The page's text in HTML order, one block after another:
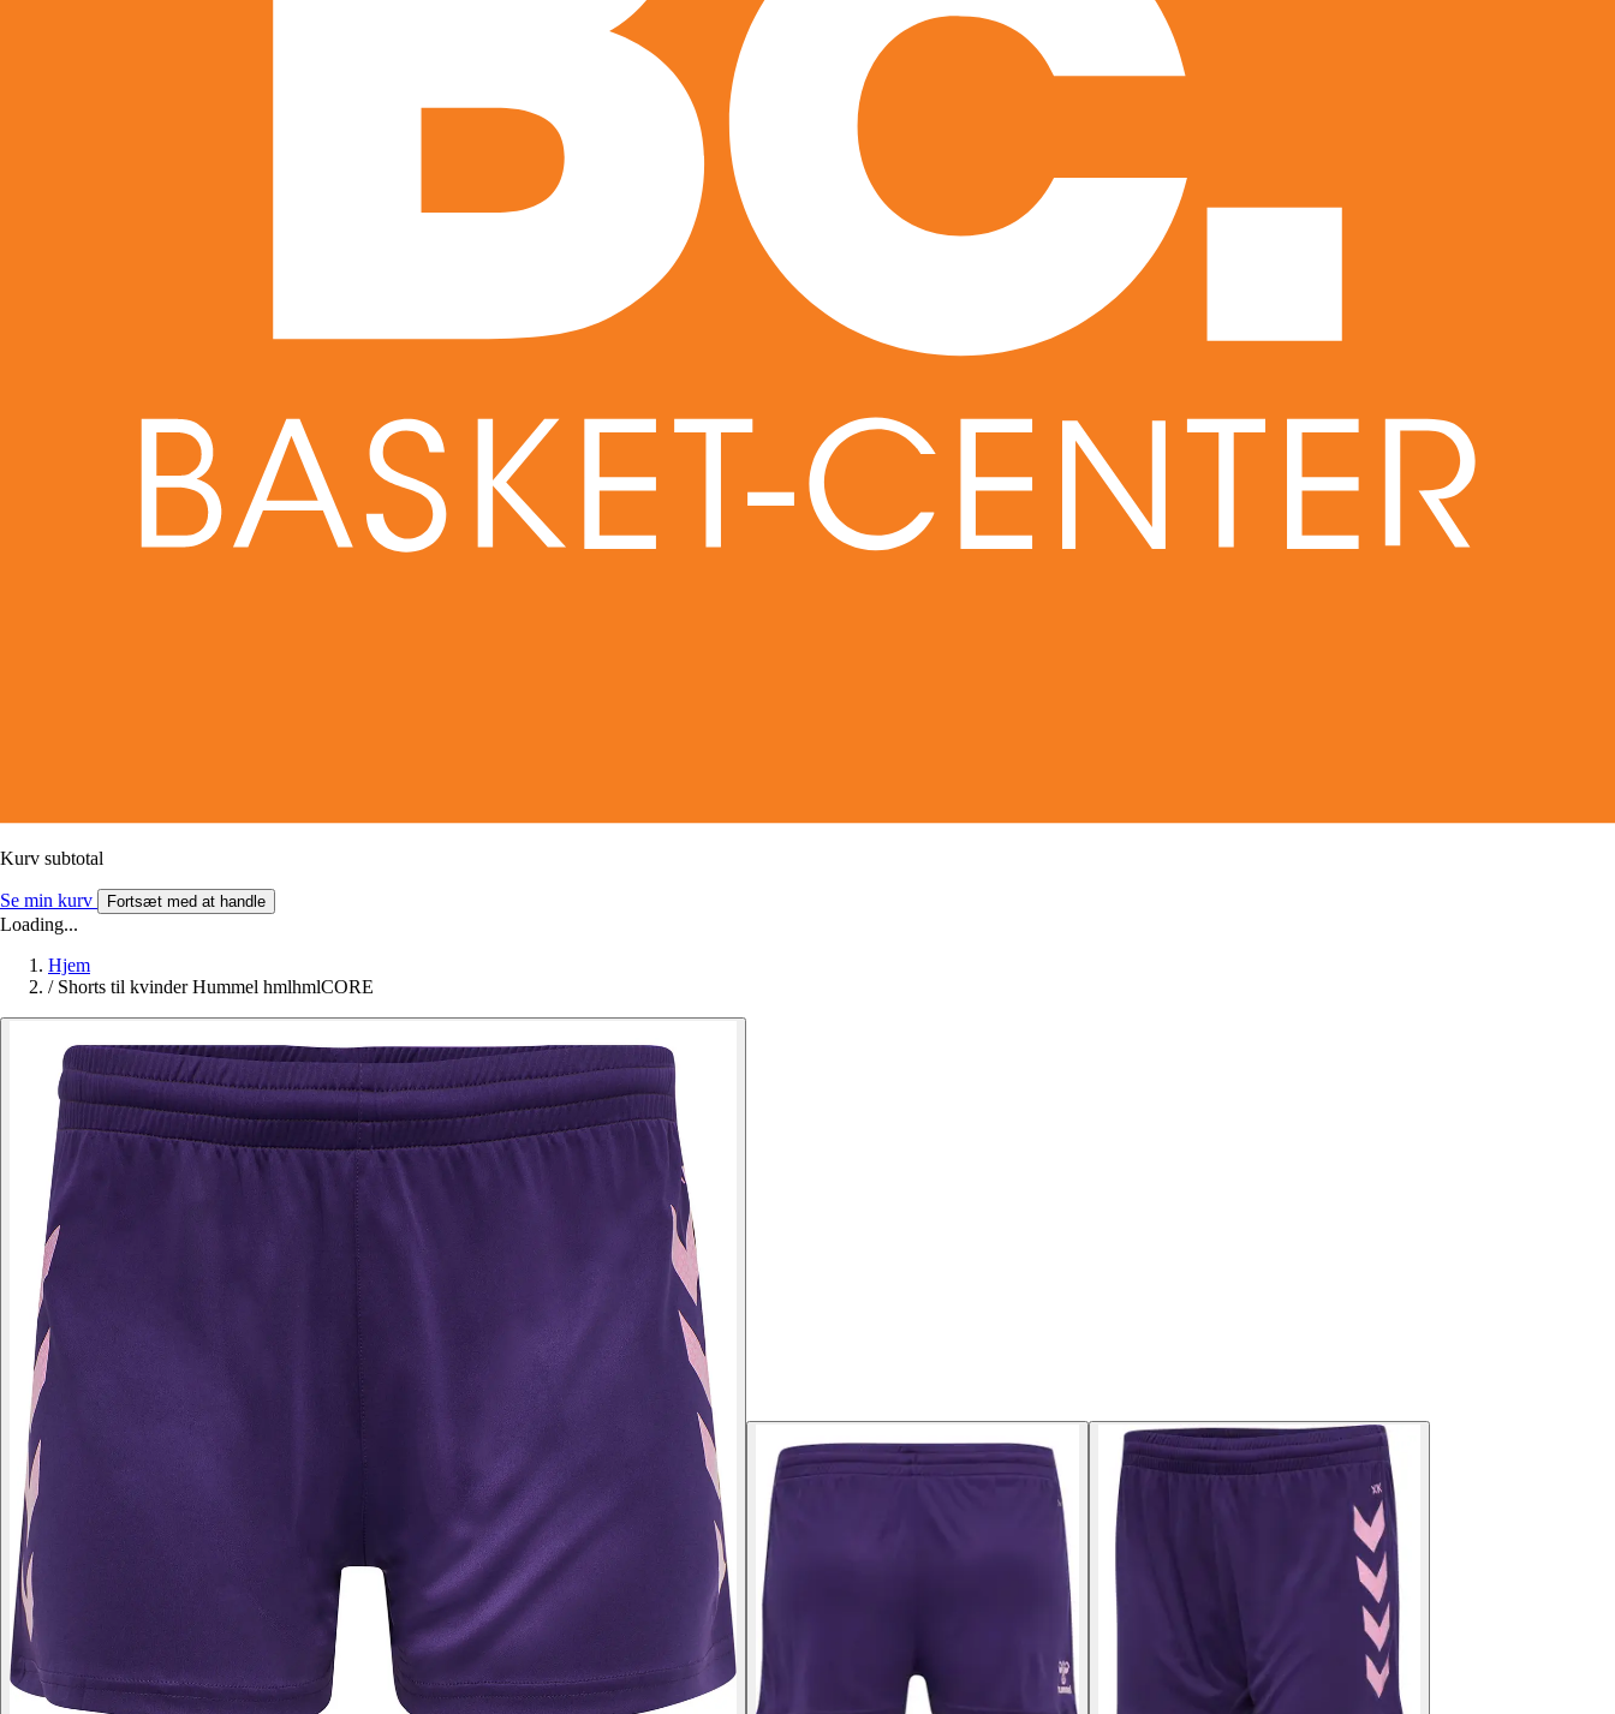
Kurv subtotal
Se min kurv Fortsæt med at handle
Loading...
Hjem
/ Shorts til kvinder Hummel hmlhmlCORE